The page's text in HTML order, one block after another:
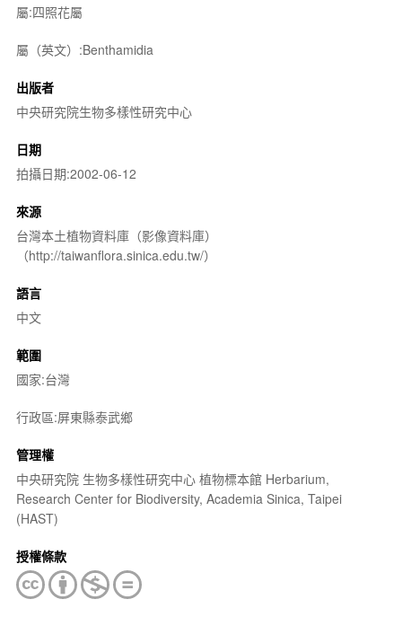
屬:四照花屬
屬（英文）:Benthamidia
出版者
中央研究院生物多樣性研究中心
日期
拍攝日期:2002-06-12
來源
台灣本土植物資料庫（影像資料庫）
（http://taiwanflora.sinica.edu.tw/）
語言
中文
範圍
國家:台灣
行政區:屏東縣泰武鄉
管理權
中央研究院 生物多樣性研究中心 植物標本館 Herbarium,
Research Center for Biodiversity, Academia Sinica, Taipei
(HAST)
授權條款